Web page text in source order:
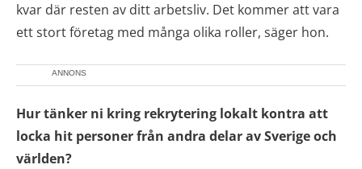
kvar där resten av ditt arbetsliv. Det kommer att vara
ett stort företag med många olika roller, säger hon.
ANNONS
Hur tänker ni kring rekrytering lokalt kontra att
locka hit personer från andra delar av Sverige och
världen?